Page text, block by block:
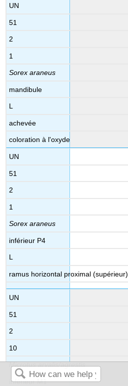
UN
51
2
1
Sorex araneus
mandibule
L
achevée
coloration à l'oxyde
UN
51
2
1
Sorex araneus
inférieur P4
L
ramus horizontal proximal (supérieur)
UN
51
2
10
Microtus arvalis/agrestis
inférieur M1